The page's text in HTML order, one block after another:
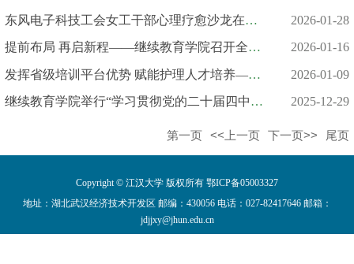
东风电子科技工会女工干部心理疗愈沙龙在江汉大学成功举办 2026-01-28
提前布局 再启新程——继续教育学院召开全体教职工大会 2026-01-16
发挥省级培训平台优势 赋能护理人才培养——我院圆满完成年度湖北... 2026-01-09
继续教育学院举行“学习贯彻党的二十届四中全会精神” 宣讲报告... 2025-12-29
第一页 <<上一页 下一页>> 尾页
Copyright © 江汉大学 版权所有 鄂ICP备05003327
地址：湖北武汉经济技术开发区 邮编：430056 电话：027-82417646 邮箱：
jdjjxy@jhun.edu.cn